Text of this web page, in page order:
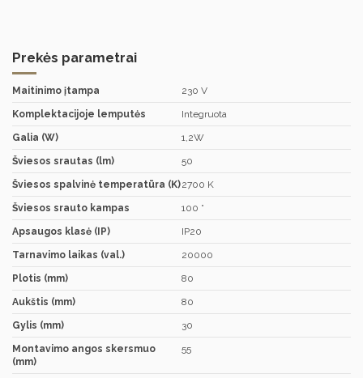
Prekės parametrai
Maitinimo įtampa 230 V
Komplektacijoje lemputės Integruota
Galia (W) 1,2W
Šviesos srautas (lm) 50
Šviesos spalvinė temperatūra (K)2700 K
Šviesos srauto kampas 100 °
Apsaugos klasė (IP) IP20
Tarnavimo laikas (val.) 20000
Plotis (mm) 80
Aukštis (mm) 80
Gylis (mm) 30
Montavimo angos skersmuo
(mm)
55